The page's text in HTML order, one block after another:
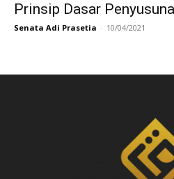
Prinsip Dasar
Senata Adi Prasetia - 10/04/2021